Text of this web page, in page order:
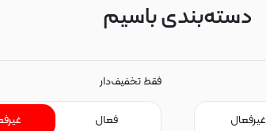
دسته‌بندی باسیم
غیرفعال
فقط تخفیف‌دار
فعال